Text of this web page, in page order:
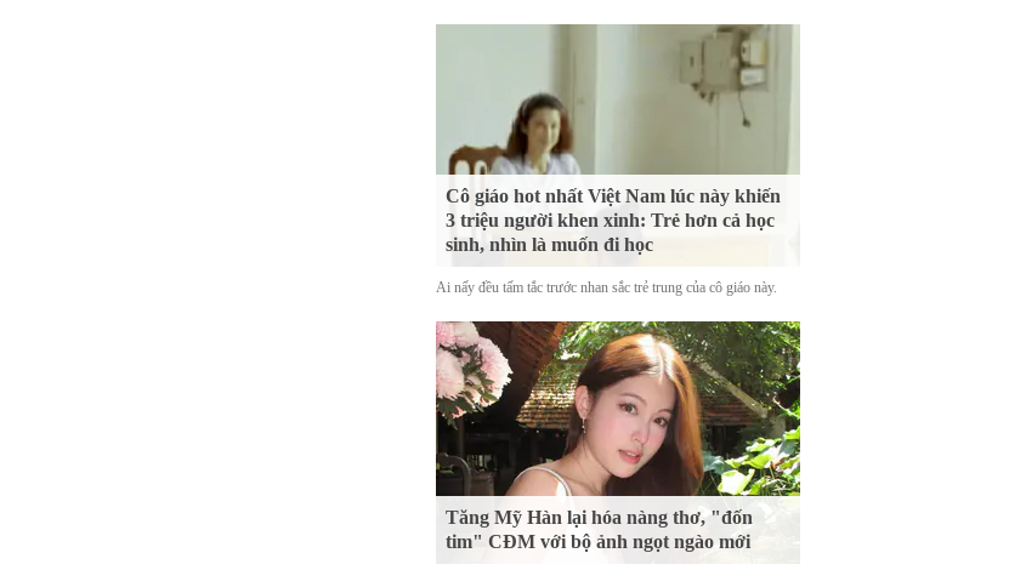
Cô giáo hot nhất Việt Nam lúc này khiến
3 triệu người khen xinh: Trẻ hơn cả học
sinh, nhìn là muốn đi học
Ai nấy đều tấm tắc trước nhan sắc trẻ trung của cô giáo này.
Tăng Mỹ Hàn lại hóa nàng thơ, "đốn
tim" CĐM với bộ ảnh ngọt ngào mới